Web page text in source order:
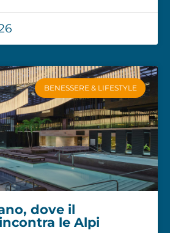
BENESSERE & LIFESTYLE
dove il
le Alpi